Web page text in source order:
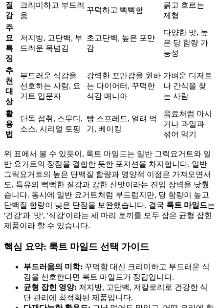
질
감
크리미하고 부드러
움
꾸덕하고 뻑뻑함
묽고 흐르는
제형
주
요
특
징
저지방, 고단백, 부
드러운 목넘김
초고단백, 높은 포만
감
다양한 맛, 높
은 당 함량 가
능성
추
천
대
상
부드러운 식감을
선호하는 사람, 요
거트 입문자
강력한 포만감을 원하
는 다이어터, 꾸덕한
식감 매니아
가벼운 디저트
나 간식을 찾
는 사람
활
용
법
단독 섭취, 스무디,
소스, 시리얼 토핑
빵 스프레드, 얼려 먹
기, 베이킹
음료처럼 마시
거나 과일과
섞어 먹기
위 표에서 볼 수 있듯이, 룩트 마일드는 일반 그릭요거트와 일
반 요거트의 장점을 결합한 듯한 포지션을 차지합니다. 일반
그릭요거트의 높은 단백질 함량과 영양적 이점은 가져오면서
도, 특유의 뻑뻑한 질감과 강한 신맛이라는 진입 장벽을 낮췄
습니다. 동시에 일반 요거트처럼 부드럽지만, 당 함량이 높고
단백질 함량이 낮은 단점을 보완했습니다. 결국 룩트 마일드는
'건강'과 '맛', '식감'이라는 세 마리 토끼를 모두 잡은 균형 잡힌
제품이라 할 수 있습니다.
핵심 요약: 룩트 마일드 선택 가이드
부드러움의 미학: 꾸덕함 대신 크리미하고 부드러운 식
감을 선호한다면 룩트 마일드가 정답입니다.
균형 잡힌 영양: 저지방, 고단백, 저칼로리로 건강한 식
단 관리에 최적화된 제품입니다.